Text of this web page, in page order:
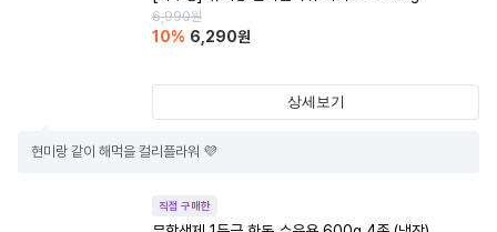
6,990원
10% 6,290원
상세보기
현미랑 같이 해먹을 컬리플라워 💜
직접 구매한